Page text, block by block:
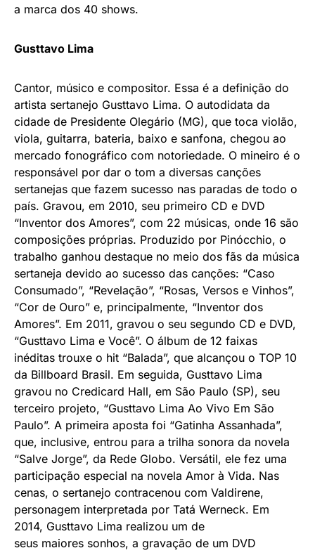
a marca dos 40 shows.
Gusttavo Lima
Cantor, músico e compositor. Essa é a definição do
artista sertanejo Gusttavo Lima. O autodidata da
cidade de Presidente Olegário (MG), que toca violão,
viola, guitarra, bateria, baixo e sanfona, chegou ao
mercado fonográfico com notoriedade. O mineiro é o
responsável por dar o tom a diversas canções
sertanejas que fazem sucesso nas paradas de todo o
país. Gravou, em 2010, seu primeiro CD e DVD
“Inventor dos Amores”, com 22 músicas, onde 16 são
composições próprias. Produzido por Pinócchio, o
trabalho ganhou destaque no meio dos fãs da música
sertaneja devido ao sucesso das canções: “Caso
Consumado”, “Revelação”, “Rosas, Versos e Vinhos”,
“Cor de Ouro” e, principalmente, “Inventor dos
Amores”. Em 2011, gravou o seu segundo CD e DVD,
“Gusttavo Lima e Você”. O álbum de 12 faixas
inéditas trouxe o hit “Balada”, que alcançou o TOP 10
da Billboard Brasil. Em seguida, Gusttavo Lima
gravou no Credicard Hall, em São Paulo (SP), seu
terceiro projeto, “Gusttavo Lima Ao Vivo Em São
Paulo”. A primeira aposta foi “Gatinha Assanhada”,
que, inclusive, entrou para a trilha sonora da novela
“Salve Jorge”, da Rede Globo. Versátil, ele fez uma
participação especial na novela Amor à Vida. Nas
cenas, o sertanejo contracenou com Valdirene,
personagem interpretada por Tatá Werneck. Em
2014, Gusttavo Lima realizou um de
seus maiores sonhos, a gravação de um DVD